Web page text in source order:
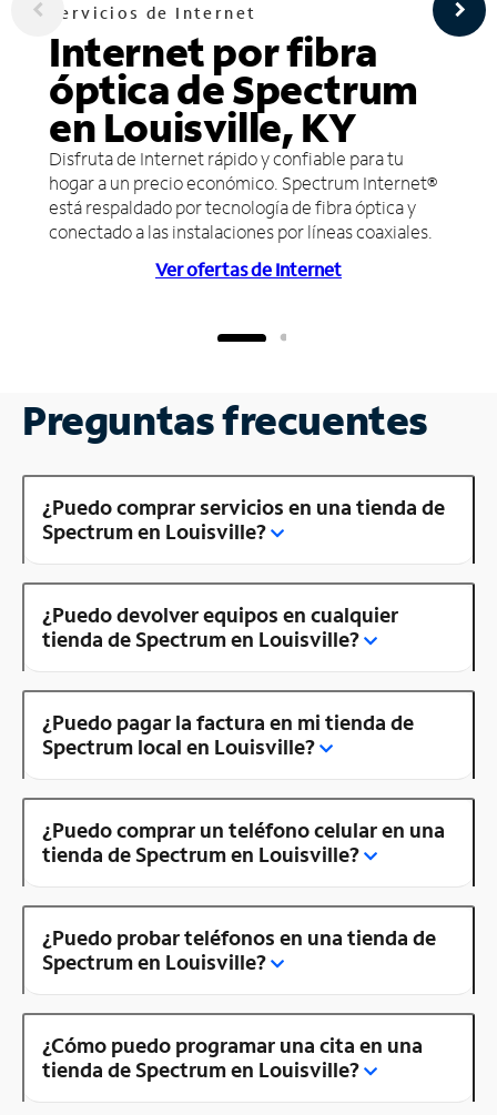
Servicios de Internet
Internet por fibra
óptica de Spectrum
en Louisville, KY
Disfruta de Internet rápido y confiable para tu
hogar a un precio económico. Spectrum Internet®
está respaldado por tecnología de fibra óptica y
conectado a las instalaciones por líneas coaxiales.
Ver ofertas de Internet
Preguntas frecuentes
¿Puedo comprar servicios en una tienda de
Spectrum en Louisville?
¿Puedo devolver equipos en cualquier
tienda de Spectrum en Louisville?
¿Puedo pagar la factura en mi tienda de
Spectrum local en Louisville?
¿Puedo comprar un teléfono celular en una
tienda de Spectrum en Louisville?
¿Puedo probar teléfonos en una tienda de
Spectrum en Louisville?
¿Cómo puedo programar una cita en una
tienda de Spectrum en Louisville?